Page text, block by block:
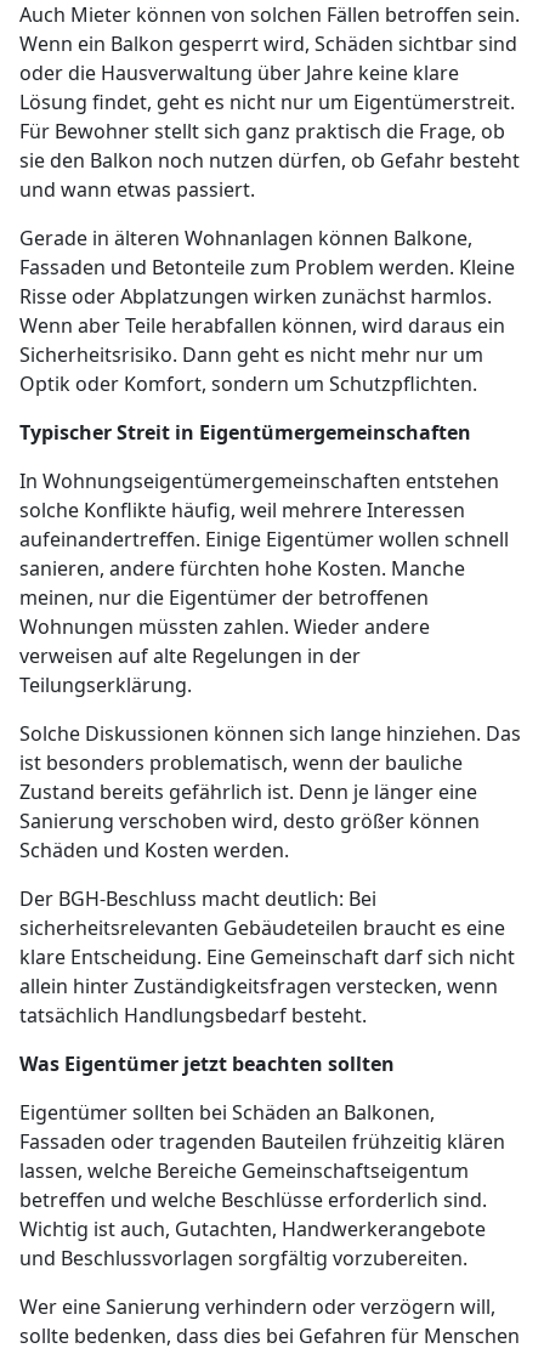
Auch Mieter können von solchen Fällen betroffen sein.
Wenn ein Balkon gesperrt wird, Schäden sichtbar sind
oder die Hausverwaltung über Jahre keine klare
Lösung findet, geht es nicht nur um Eigentümerstreit.
Für Bewohner stellt sich ganz praktisch die Frage, ob
sie den Balkon noch nutzen dürfen, ob Gefahr besteht
und wann etwas passiert.
Gerade in älteren Wohnanlagen können Balkone,
Fassaden und Betonteile zum Problem werden. Kleine
Risse oder Abplatzungen wirken zunächst harmlos.
Wenn aber Teile herabfallen können, wird daraus ein
Sicherheitsrisiko. Dann geht es nicht mehr nur um
Optik oder Komfort, sondern um Schutzpflichten.
Typischer Streit in Eigentümergemeinschaften
In Wohnungseigentümergemeinschaften entstehen
solche Konflikte häufig, weil mehrere Interessen
aufeinandertreffen. Einige Eigentümer wollen schnell
sanieren, andere fürchten hohe Kosten. Manche
meinen, nur die Eigentümer der betroffenen
Wohnungen müssten zahlen. Wieder andere
verweisen auf alte Regelungen in der
Teilungserklärung.
Solche Diskussionen können sich lange hinziehen. Das
ist besonders problematisch, wenn der bauliche
Zustand bereits gefährlich ist. Denn je länger eine
Sanierung verschoben wird, desto größer können
Schäden und Kosten werden.
Der BGH-Beschluss macht deutlich: Bei
sicherheitsrelevanten Gebäudeteilen braucht es eine
klare Entscheidung. Eine Gemeinschaft darf sich nicht
allein hinter Zuständigkeitsfragen verstecken, wenn
tatsächlich Handlungsbedarf besteht.
Was Eigentümer jetzt beachten sollten
Eigentümer sollten bei Schäden an Balkonen,
Fassaden oder tragenden Bauteilen frühzeitig klären
lassen, welche Bereiche Gemeinschaftseigentum
betreffen und welche Beschlüsse erforderlich sind.
Wichtig ist auch, Gutachten, Handwerkerangebote
und Beschlussvorlagen sorgfältig vorzubereiten.
Wer eine Sanierung verhindern oder verzögern will,
sollte bedenken, dass dies bei Gefahren für Menschen